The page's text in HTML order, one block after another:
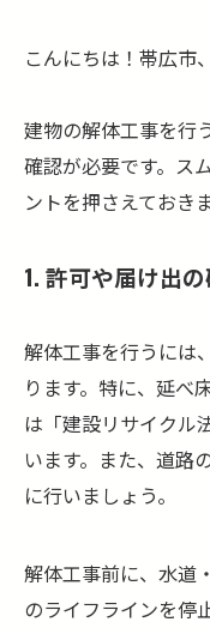
こんにちは！帯広市
建物の解体工事を行
確認が必要です。ス
ントを押さえておき
1. 許可や届け出
解体工事を行うには
ります。特に、延べ
は「建設リサイクル
います。また、道路
に行いましょう。
解体工事前に、水道
のライフラインを停